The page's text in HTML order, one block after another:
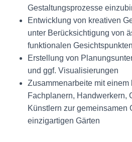
Gestaltungsprozesse
Entwicklung von kreativen
unter Berücksichtigung von
funktionalen Gesichtspunkten
Erstellung von
und ggf. Visualisierungen
Zusammenarbeite mit einem
Fachplanern, Handwerkern,
Künstlern zur gemeinsamen
einzigartigen Gärten